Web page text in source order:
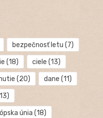
bezpečnosť letu (7)
(18) ciele (13)
(20) dane (11)
únia (18)